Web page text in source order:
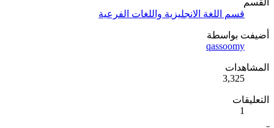
القسم
قسم اللغة الانجليزية واللغات الفرعية
أضيفت بواسطة
qassoomy
المشاهدات
3,325
التعليقات
1